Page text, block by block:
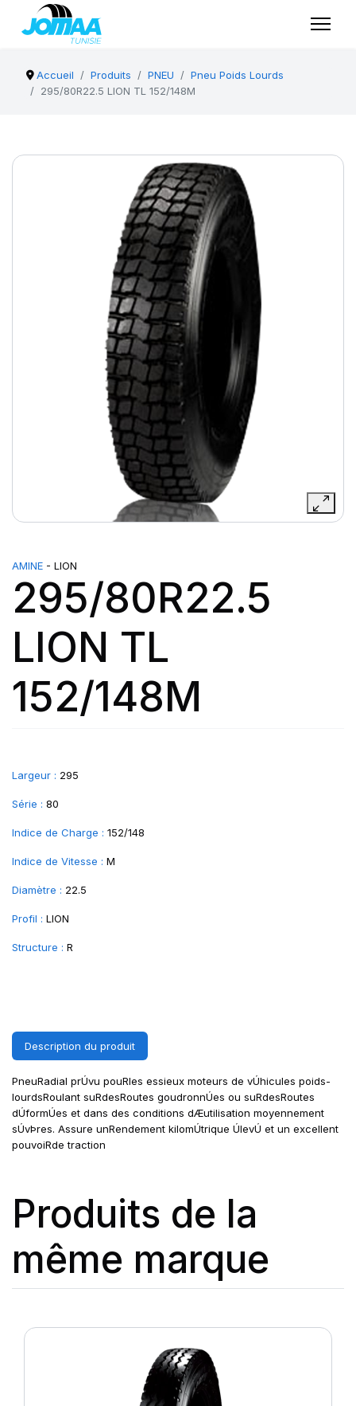
Accueil Produits PNEU
Pneu Poids Lourds
295/80R22.5 LION TL 152/148M
AMINE - LION
295/80R22.5
LION TL
152/148M
Largeur : 295
Série : 80
Indice de Charge : 152/148
Indice de Vitesse : M
Diamètre : 22.5
Profil : LION
Structure : R
Description du produit
PneuRadial prÚvu pouRles essieux moteurs de vÚhicules poids-
lourdsRoulant suRdesRoutes goudronnÚes ou suRdesRoutes
dÚformÚes et dans des conditions dÆutilisation moyennement
sÚvÞres. Assure unRendement kilomÚtrique ÚlevÚ et un excellent
pouvoiRde traction
Produits de la
même marque